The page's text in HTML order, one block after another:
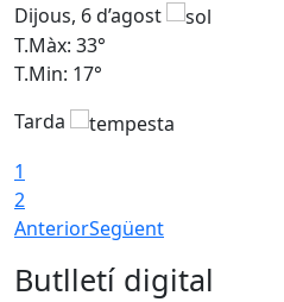
Dijous, 6 d’agost
T.Màx: 33°
T.Min: 17°
Tarda
1
2
AnteriorSegüent
Butlletí digital